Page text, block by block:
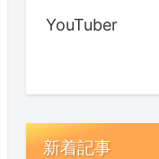
YouTuber
新着記事